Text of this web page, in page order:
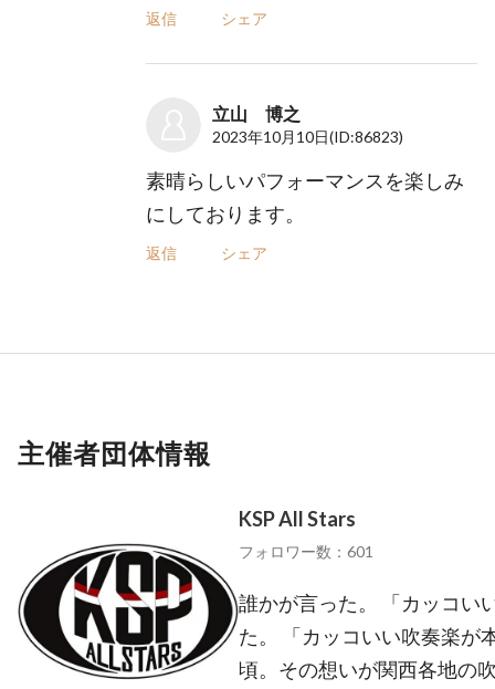
返信 シェア
立山 博之
2023年10月10日(ID:86823)
素晴らしいパフォーマンスを楽しみ
にしております。
返信 シェア
主催者団体情報
KSP All Stars
フォロワー数：601
誰かが言った。 「カッコい
た。 「カッコいい吹奏楽が
頃。その想いが関西各地の